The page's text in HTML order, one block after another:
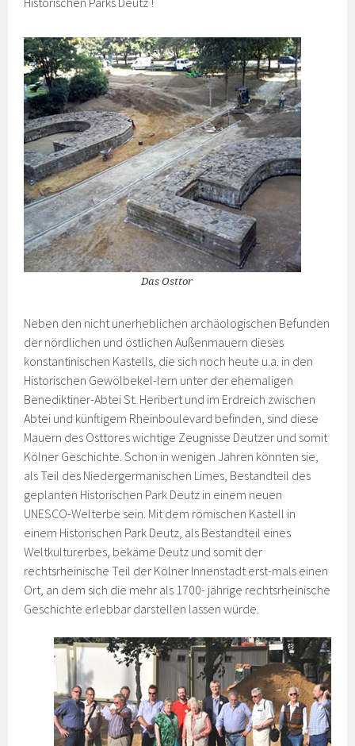
Das Osttor
Neben den nicht unerheblichen archäologischen Befunden
der nördlichen und östlichen Außenmauern dieses
konstantinischen Kastells, die sich noch heute u.a. in den
Historischen Gewölbekel-lern unter der ehemaligen
Benediktiner-Abtei St. Heribert und im Erdreich zwischen
Abtei und künftigem Rheinboulevard befinden, sind diese
Mauern des Osttores wichtige Zeugnisse Deutzer und somit
Kölner Geschichte. Schon in wenigen Jahren könnten sie,
als Teil des Niedergermanischen Limes, Bestandteil des
geplanten Historischen Park Deutz in einem neuen
UNESCO-Welterbe sein. Mit dem römischen Kastell in
einem Historischen Park Deutz, als Bestandteil eines
Weltkulturerbes, bekäme Deutz und somit der
rechtsrheinische Teil der Kölner Innenstadt erst-mals einen
Ort, an dem sich die mehr als 1700- jährige rechtsrheinische
Geschichte erlebbar darstellen lassen würde.